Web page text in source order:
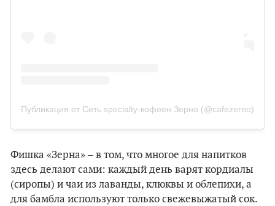
Публикация от Сеть specialty-кофеен Зерно (@cafezerno)
Фишка «Зерна» – в том, что многое для напитков
здесь делают сами: каждый день варят кордиалы
(сиропы) и чаи из лаванды, клюквы и облепихи, а
для бамбла используют только свежевыжатый сок.